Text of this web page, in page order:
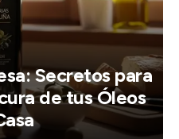
Secretos para
de tus Óleos